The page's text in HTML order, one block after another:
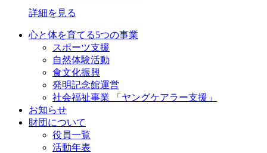
詳細を見る
心と体を育てる5つの事業
スポーツ支援
自然体験活動
食文化振興
発明記念館運営
社会福祉事業 「ヤングケアラー支援」
お知らせ
財団について
役員一覧
活動年表